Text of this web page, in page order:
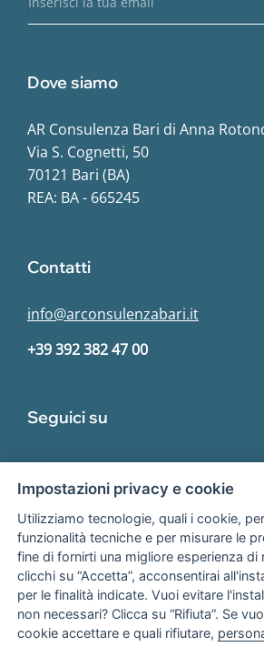
Dove siamo
AR Consulenza Bari di Anna
Via S. Cognetti, 50
70121 Bari (BA)
REA: BA - 665245
Contatti
+39 392 382 47 00
info@arconsulenzabari.it
Seguici su
Associato
Impostazioni privacy e cookie
Utilizziamo tecnologie, quali i cookie,
funzionalità tecniche e per misurare le
fine di fornirti una migliore esperienza di
clicchi su “Accetta”, acconsentirai
per le finalità indicate. Vuoi evitare
non necessari? Clicca su “Rifiuta”. Se
cookie accettare e quali rifiutare,